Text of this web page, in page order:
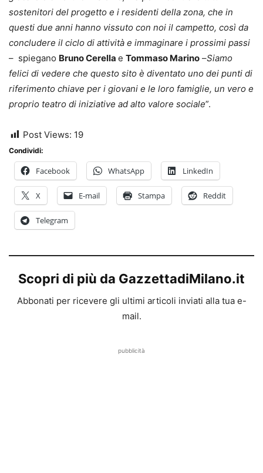
sostenitori del progetto e i residenti della zona, che in
questi due anni hanno vissuto con noi il campetto, così da
concludere il ciclo di attività e immaginare i prossimi passi
– spiegano Bruno Cerella e Tommaso Marino –Siamo
felici di vedere che questo sito è diventato uno dei punti di
riferimento chiave per i giovani e le loro famiglie, un vero e
proprio teatro di iniziative ad alto valore sociale”.
Post Views: 19
Condividi:
Facebook WhatsApp LinkedIn
X E-mail Stampa Reddit
Telegram
Scopri di più da GazzettadiMilano.it
Abbonati per ricevere gli ultimi articoli inviati alla tua e-
mail.
pubblicità